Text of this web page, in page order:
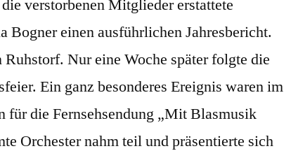
verstorbenen Mitglieder erstattete
einen ausführlichen Jahresbericht.
Nur eine Woche später folgte die
Ein ganz besonderes Ereignis waren im
für die Fernsehsendung „Mit Blasmusik
Orchester nahm teil und präsentierte sich